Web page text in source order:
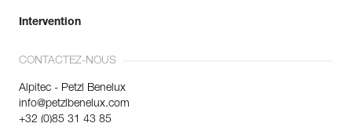
Intervention
CONTACTEZ-NOUS
Alpitec - Petzl Benelux
info@petzlbenelux.com
+32 (0)85 31 43 85